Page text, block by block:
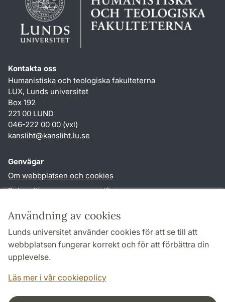
Användning av cookies
Lunds universitet använder cookies för att se till att
webbplatsen fungerar korrekt och för att förbättra din
upplevelse.
Läs mer i vår cookiepolicy
Kontakta oss
Humanistiska och teologiska fakulteterna
LUX, Lunds universitet
Box 192
221 00 LUND
046-222 00 00 (vxl)
kansliht@kansliht.lu.se
Genvägar
Om webbplatsen och cookies
Behandling av personuppgifter
TYPO3-login
Följ oss i sociala medier